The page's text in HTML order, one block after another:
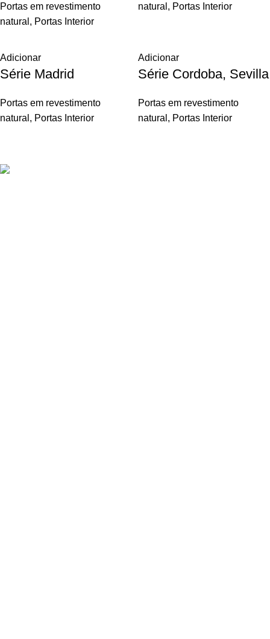
Portas em revestimento
natural , Portas Interior
natural , Portas Interior
Adicionar
Série Madrid
Portas em revestimento
natural , Portas Interior
Adicionar
Série Cordoba, Sevilla
Portas em revestimento
natural , Portas Interior